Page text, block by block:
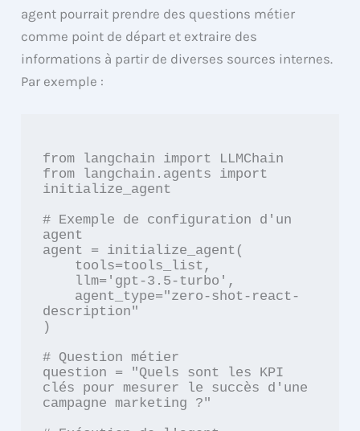
agent pourrait prendre des questions métier
comme point de départ et extraire des
informations à partir de diverses sources internes.
Par exemple :
from langchain import LLMChain
from langchain.agents import
initialize_agent
# Exemple de configuration d'un
agent
agent = initialize_agent(
description"
)
# Question métier
question = "Quels sont les KPI
clés pour mesurer le succès d'une
campagne marketing ?"